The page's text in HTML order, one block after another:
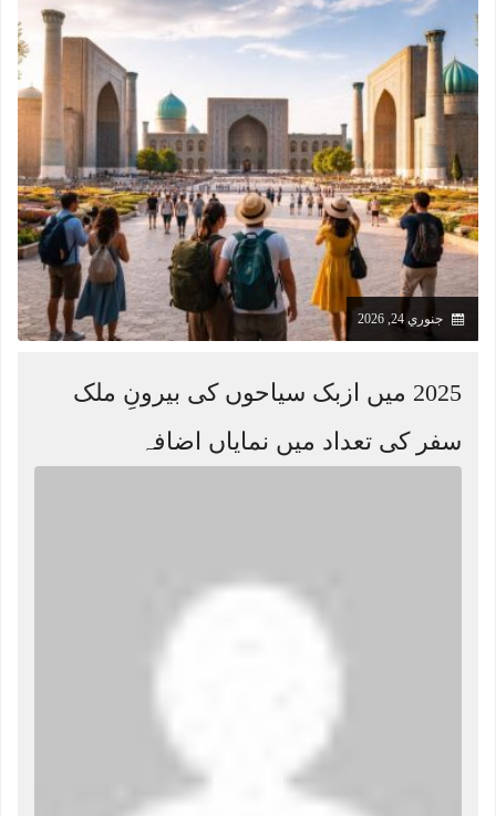
جنوري 24, 2026
2025 میں ازبک سیاحوں کی بیرونِ ملک
سفر کی تعداد میں نمایاں اضافہ